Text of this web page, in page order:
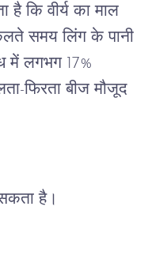
कि वीर्य का माल
समय लिंग के पानी
में लगभग 17%
फिरता बीज मौजूद
है।